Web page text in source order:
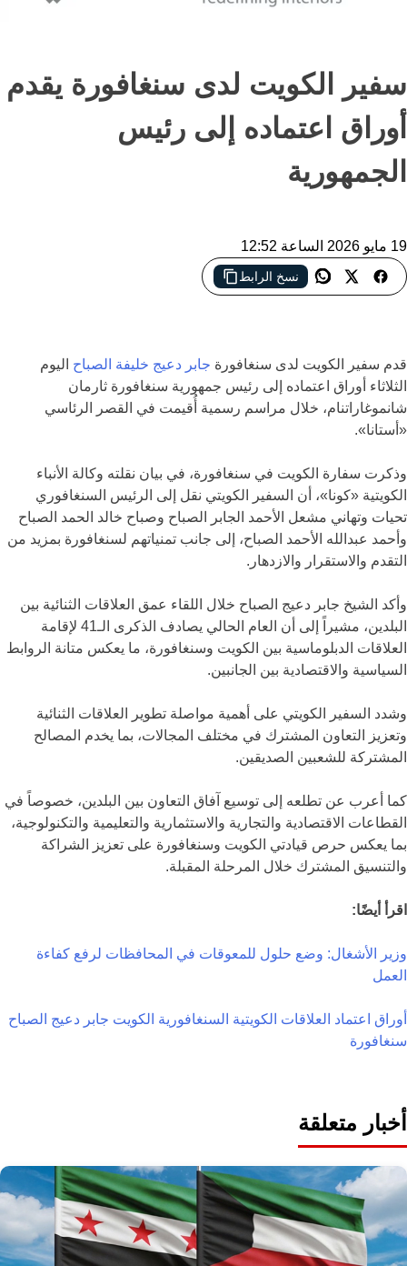
سفير الكويت لدى سنغافورة يقدم
أوراق اعتماده إلى رئيس
الجمهورية
19 مايو 2026 الساعة 12:52
نسخ الرابط
سفير الكويت الجديد لدى سنغافورة يؤكد عمق العلاقات الثنائية ويبحث
قدم سفير الكويت لدى سنغافورة جابر دعيج خليفة الصباح اليوم
الثلاثاء أوراق اعتماده إلى رئيس جمهورية سنغافورة ثارمان
شانموغاراتنام، خلال مراسم رسمية أُقيمت في القصر الرئاسي
«أستانا».
وذكرت سفارة الكويت في سنغافورة، في بيان نقلته وكالة الأنباء
الكويتية «كونا»، أن السفير الكويتي نقل إلى الرئيس السنغافوري
تحيات وتهاني مشعل الأحمد الجابر الصباح وصباح خالد الحمد الصباح
و أحمد عبدالله الأحمد الصباح، إلى جانب تمنياتهم لسنغافورة بمزيد من
التقدم والاستقرار والازدهار.
وأكد الشيخ جابر دعيج الصباح خلال اللقاء عمق العلاقات الثنائية بين
البلدين، مشيراً إلى أن العام الحالي يصادف الذكرى الـ41 لإقامة
العلاقات الدبلوماسية بين الكويت وسنغافورة، ما يعكس متانة الروابط
السياسية والاقتصادية بين الجانبين.
وشدد السفير الكويتي على أهمية مواصلة تطوير العلاقات الثنائية
وتعزيز التعاون المشترك في مختلف المجالات، بما يخدم المصالح
المشتركة للشعبين الصديقين.
كما أعرب عن تطلعه إلى توسيع آفاق التعاون بين البلدين، خصوصاً في
القطاعات الاقتصادية والتجارية والاستثمارية والتعليمية والتكنولوجية،
بما يعكس حرص قيادتي الكويت وسنغافورة على تعزيز الشراكة
والتنسيق المشترك خلال المرحلة المقبلة.
اقرأ أيضًا:
وزير الأشغال: وضع حلول للمعوقات في المحافظات لرفع كفاءة
العمل
أوراق اعتماد العلاقات الكويتية السنغافورية الكويت جابر دعيج الصباح
سنغافورة
أخبار متعلقة